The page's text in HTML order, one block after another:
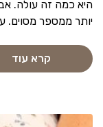
היא כמה זה עולה.
יותר ממספר מסוים.
קרא עוד